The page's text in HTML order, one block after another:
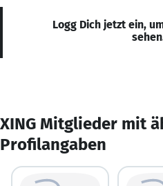
Logg Dich jetzt ein,
XING Mitglieder mit
Profilangaben